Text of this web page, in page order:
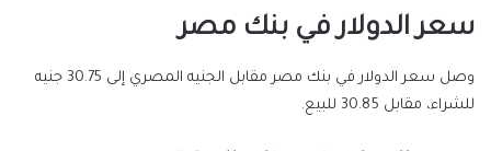
سعر الدولار في بنك مصر
وصل سعر الدولار في بنك مصر مقابل الجنيه المصري إلى 30.75 جنيه
للشراء، مقابل 30.85 للبيع.